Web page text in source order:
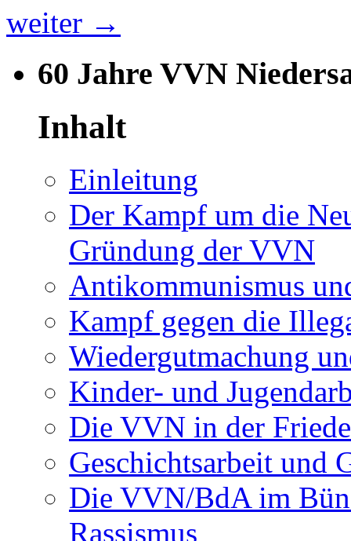
weiter →
60 Jahre VVN
Inhalt
Einleitung
Der Kampf um die
Gründung der VVN
Antikommunismus
Kampf gegen die
Wiedergutmachung
Kinder- und
Die VVN in der
Geschichtsarbeit und
Die VVN/BdA im
Rassismus